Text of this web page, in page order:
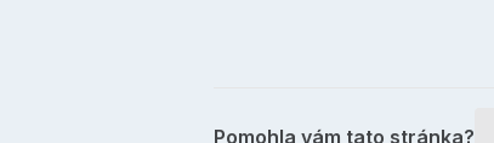
Pomohla vám tato stránka?